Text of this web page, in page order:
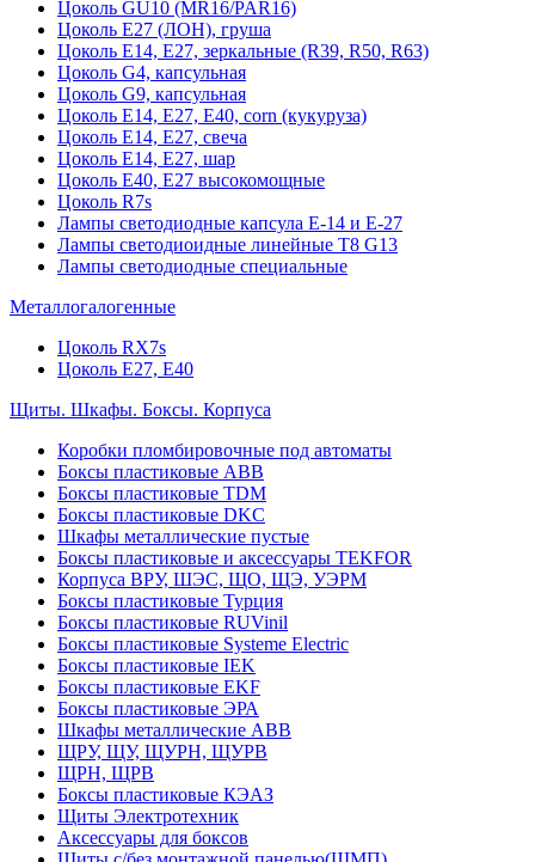
Цоколь GU10 (MR16/PAR16)
Цоколь Е27 (ЛОН), груша
Цоколь Е14, Е27, зеркальные (R39, R50, R63)
Цоколь G4, капсульная
Цоколь G9, капсульная
Цоколь Е14, Е27, Е40, corn (кукуруза)
Цоколь Е14, Е27, свеча
Цоколь Е14, Е27, шар
Цоколь Е40, Е27 высокомощные
Цоколь R7s
Лампы светодиодные капсула Е-14 и Е-27
Лампы светодиоидные линейные T8 G13
Лампы светодиодные специальные
Металлогалогенные
Цоколь RX7s
Цоколь Е27, E40
Щиты. Шкафы. Боксы. Корпуса
Коробки пломбировочные под автоматы
Боксы пластиковые ABB
Боксы пластиковые TDM
Боксы пластиковые DKC
Шкафы металлические пустые
Боксы пластиковые и аксессуары TEKFOR
Корпуса ВРУ, ШЭС, ЩО, ЩЭ, УЭРМ
Боксы пластиковые Турция
Боксы пластиковые RUVinil
Боксы пластиковые Systeme Electric
Боксы пластиковые IEK
Боксы пластиковые EKF
Боксы пластиковые ЭРА
Шкафы металлические ABB
ЩРУ, ЩУ, ЩУРН, ЩУРВ
ЩРН, ЩРВ
Боксы пластиковые КЭАЗ
Щиты Электротехник
Аксессуары для боксов